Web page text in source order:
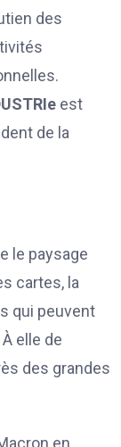
des
est
de la
le paysage
cartes, la
qui peuvent
elle de
des grandes
en